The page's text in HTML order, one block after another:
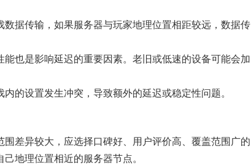
数据传输，如果服务器与玩家地理位置相距较远，数据传
能也是影响延迟的重要因素。老旧或低速的设备可能会加
的设置发生冲突，导致额外的延迟或稳定性问题。
围差异较大，应选择口碑好、用户评价高、覆盖范围广的
地理位置相近的服务器节点。